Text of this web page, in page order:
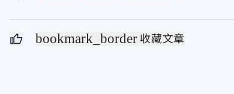
bookmark_border 收藏文章